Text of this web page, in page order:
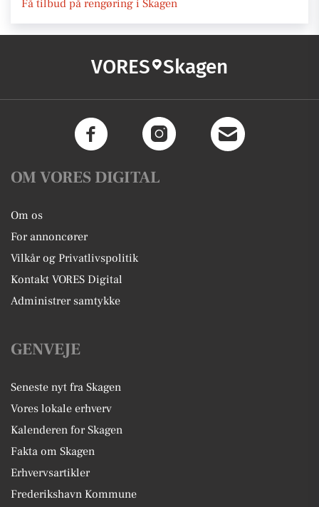
Få tilbud på rengøring i Skagen
VORES Skagen
OM VORES DIGITAL
Om os
For annoncører
Vilkår og Privatlivspolitik
Kontakt VORES Digital
Administrer samtykke
GENVEJE
Seneste nyt fra Skagen
Vores lokale erhverv
Kalenderen for Skagen
Fakta om Skagen
Erhvervsartikler
Frederikshavn Kommune